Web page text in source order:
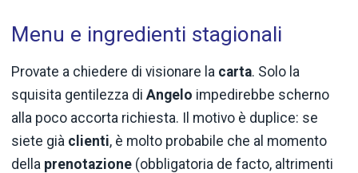
Menu e ingredienti stagionali
Provate a chiedere di visionare la carta. Solo la
squisita gentilezza di Angelo impedirebbe scherno
alla poco accorta richiesta. Il motivo è duplice: se
siete già clienti, è molto probabile che al momento
della prenotazione (obbligatoria de facto, altrimenti